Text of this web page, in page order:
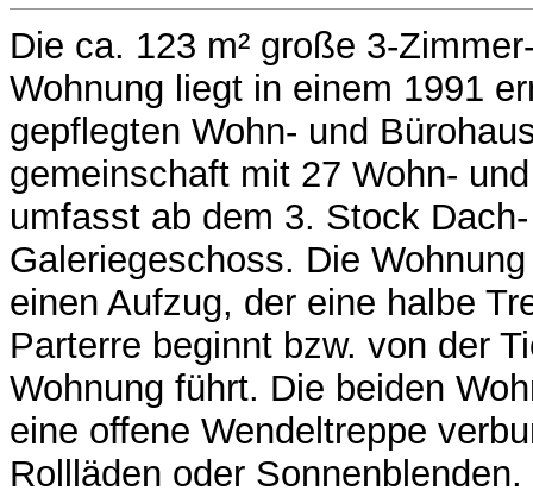
Die ca. 123 m² große 3-
Wohnung liegt in einem 1991
gepflegten Wohn- und
gemeinschaft mit 27 Wohn-
umfasst ab dem 3. Stock
Galeriegeschoss. Die
einen Aufzug, der eine halbe
Parterre beginnt bzw. von der
Wohnung führt. Die beiden
eine offene Wendeltreppe
Rollläden oder Sonnenblenden.